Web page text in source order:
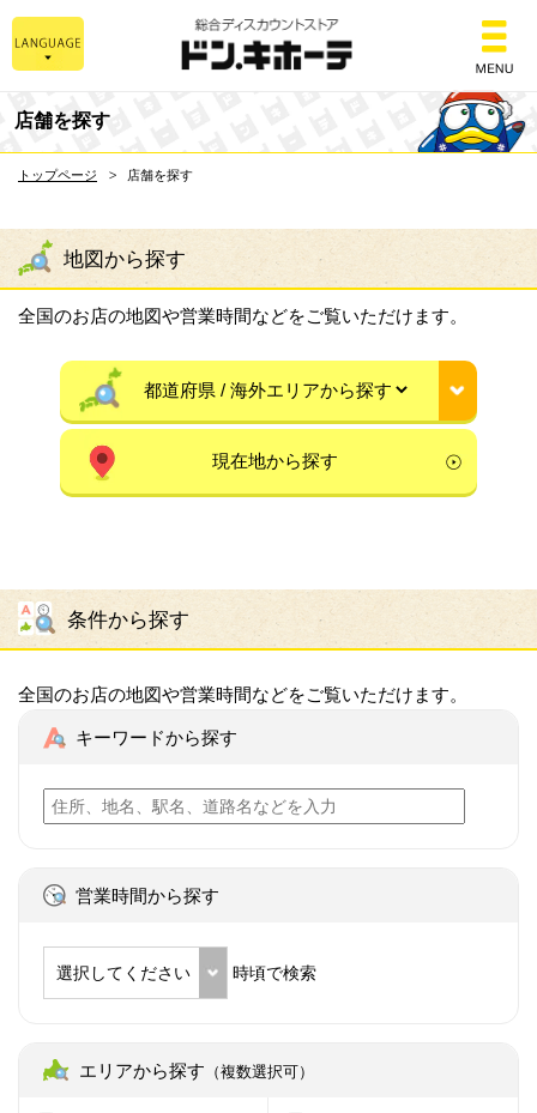
総合ディスカウント
店舗を探す
トップページ 店舗を探す
地図から探す
全国のお店の地図や営業時間などをご覧いただけます。
現在地から探す
条件から探す
全国のお店の地図や営業時間などをご覧いただけます。
キーワードから探す
営業時間から探す
選択してください 時頃で検索
エリアから探す （複数選択可）